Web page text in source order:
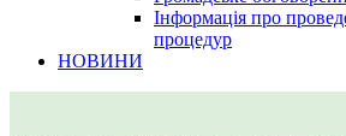
Інформація про
процедур
НОВИНИ